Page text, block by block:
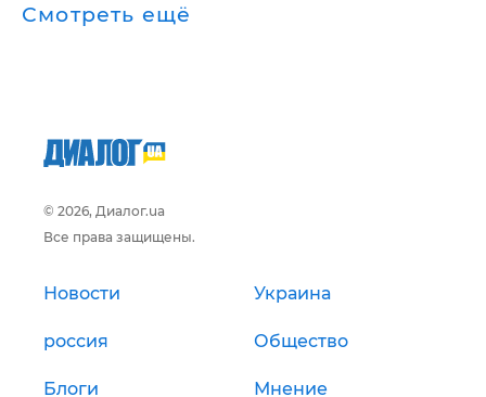
Смотреть ещё
© 2026, Диалог.ua
Все права защищены.
Новости Украина
россия Общество
Блоги Мнение